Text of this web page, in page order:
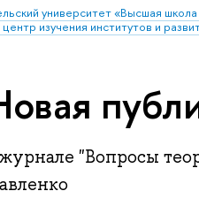
университет «Высшая
изучения институтов и
"Вопросы